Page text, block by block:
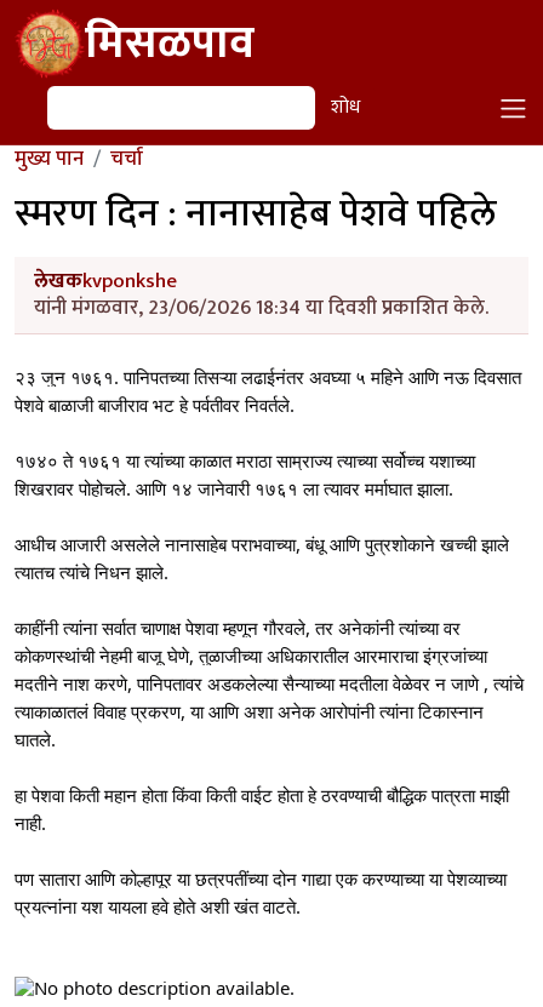
Skip to main contentमिसळपाव
शोध शोध
मुख्य पान चर्चा
स्मरण दिन : नानासाहेब पेशवे पहिले
लेखकkvponkshe
यांनी मंगळवार, 23/06/2026 18:34 या दिवशी प्रकाशित केले.
२३ जुन १७६१. पानिपतच्या तिसऱ्या लढाईनंतर अवघ्या ५ महिने आणि नऊ दिवसात
पेशवे बाळाजी बाजीराव भट हे पर्वतीवर निवर्तले.
१७४० ते १७६१ या त्यांच्या काळात मराठा साम्राज्य त्याच्या सर्वोच्च यशाच्या
शिखरावर पोहोचले. आणि १४ जानेवारी १७६१ ला त्यावर मर्माघात झाला.
आधीच आजारी असलेले नानासाहेब पराभवाच्या, बंधू आणि पुत्रशोकाने खच्ची झाले
त्यातच त्यांचे निधन झाले.
काहींनी त्यांना सर्वात चाणाक्ष पेशवा म्हणून गौरवले, तर अनेकांनी त्यांच्या वर
कोकणस्थांची नेहमी बाजू घेणे, तुळाजीच्या अधिकारातील आरमाराचा इंग्रजांच्या
मदतीने नाश करणे, पानिपतावर अडकलेल्या सैन्याच्या मदतीला वेळेवर न जाणे , त्यांचे
त्याकाळातलं विवाह प्रकरण, या आणि अशा अनेक आरोपांनी त्यांना टिकास्नान
घातले.
हा पेशवा किती महान होता किंवा किती वाईट होता हे ठरवण्याची बौद्धिक पात्रता माझी
नाही.
पण सातारा आणि कोल्हापूर या छत्रपतींच्या दोन गाद्या एक करण्याच्या या पेशव्याच्या
प्रयत्नांना यश यायला हवे होते अशी खंत वाटते.